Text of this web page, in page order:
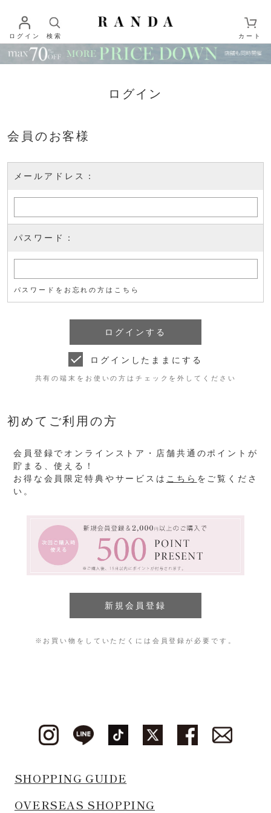
ログイン 検索 カート
ログイン
会員のお客様
メールアドレス：
パスワード：
パスワードをお忘れの方はこちら
ログインしたままにする
共有の端末をお使いの方はチェックを外してください
初めてご利用の方
会員登録でオンラインストア・店舗共通のポイントが
貯まる、使える！
お得な会員限定特典やサービスは こちら をご覧くださ
い。
※お買い物をしていただくには会員登録が必要です。
SHOPPING GUIDE
OVERSEAS SHOPPING